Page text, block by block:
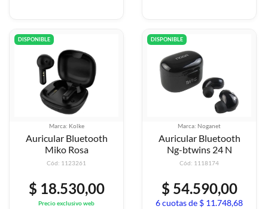
DISPONIBLE
Marca: Kolke
Auricular Bluetooth
Miko Rosa
Cód: 1123261
$ 18.530,00
Precio exclusivo web
DISPONIBLE
Marca: Noganet
Auricular Bluetooth
Ng-btwins 24 N
Cód: 1118174
$ 54.590,00
6 cuotas de $ 11.748,68